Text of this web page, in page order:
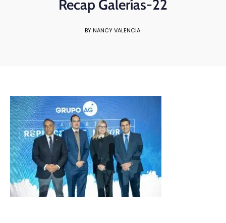
Recap Galerías-22
BY NANCY VALENCIA